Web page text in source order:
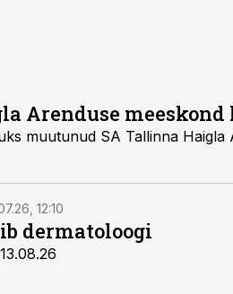
Arenduse
muutunud SA Tallinna
12:10
dermatoloogi